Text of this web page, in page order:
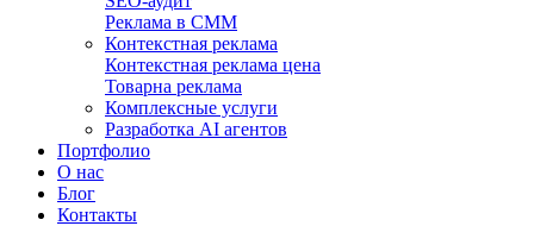
Реклама в СММ
Контекстная реклама
Контекстная реклама цена
Товарна реклама
Комплексные услуги
Разработка AI агентов
Портфолио
О нас
Блог
Контакты